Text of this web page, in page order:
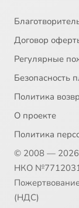
Договор
Регулярные
Безопасность
Политика
О проекте
Политика
© 2008 — 2026
НКО
(НДС)